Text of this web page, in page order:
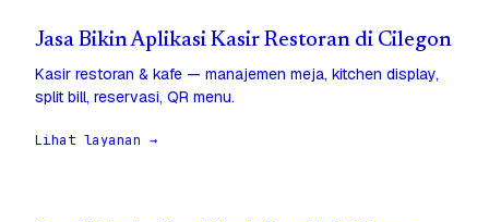
Jasa Bikin Aplikasi Kasir Restoran di Cilegon
Kasir restoran & kafe — manajemen meja, kitchen display,
split bill, reservasi, QR menu.
Lihat layanan →